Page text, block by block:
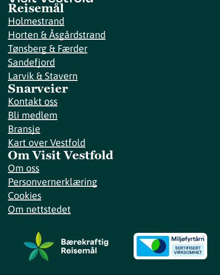
Reisemål
Holmestrand
Horten & Åsgårdstrand
Tønsberg & Færder
Sandefjord
Larvik & Stavern
Snarveier
Kontakt oss
Bli medlem
Bransje
Kart over Vestfold
Om Visit Vestfold
Om oss
Personvernerklæring
Cookies
Om nettstedet